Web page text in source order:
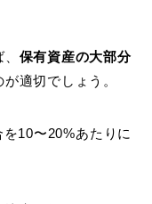
保有資産の大部分
適切でしょう。
10〜20%あたりに